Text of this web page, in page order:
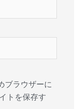
ブラウザーに
トを保存す